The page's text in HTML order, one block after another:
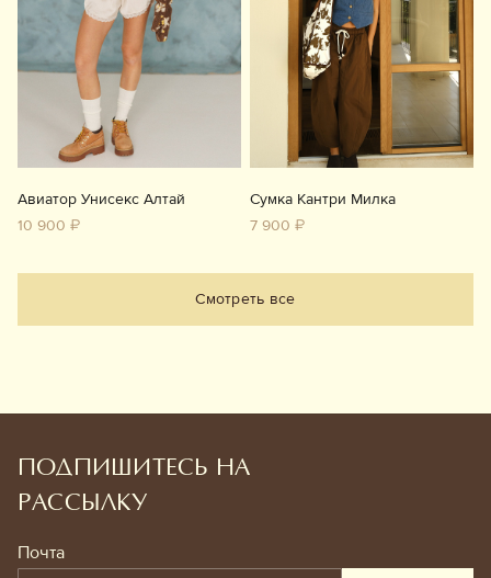
Авиатор Унисекс Алтай
10 900 ₽
Сумка Кантри Милка
7 900 ₽
Смотреть все
ПОДПИШИТЕСЬ НА
РАССЫЛКУ
Почта